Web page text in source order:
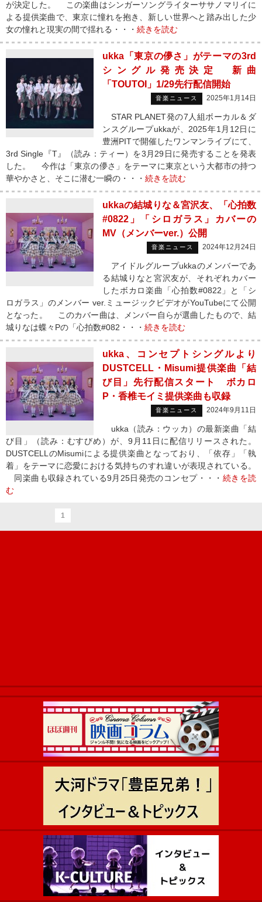
が決定した。 この楽曲はシンガーソングライターササノマリイに
よる提供楽曲で、東京に憧れを抱き、新しい世界へと踏み出した少
女の憧れと現実の間で揺れる・・・ 続きを読む
ukka「東京の儚さ」がテーマの3rd
シングル発売決定 新曲
「TOUTOI」1/29先行配信開始
音楽ニュース 2025年1月14日
STAR PLANET発の7人組ボーカル＆ダ
ンスグループukkaが、2025年1月12日に
豊洲PITで開催したワンマンライブにて、
3rd Single『T』（読み：ティー）を3月29日に発売することを発表
した。 今作は「東京の儚さ」をテーマに東京という大都市の持つ
華やかさと、そこに潜む一瞬の・・・ 続きを読む
ukkaの結城りな＆宮沢友、「心拍数
#0822」「シロガラス」カバーの
MV（メンバーver.）公開
音楽ニュース 2024年12月24日
アイドルグループukkaのメンバーであ
る結城りなと宮沢友が、それぞれカバー
したボカロ楽曲「心拍数#0822」と「シ
ロガラス」のメンバー ver.ミュージックビデオがYouTubeにて公開
となった。 このカバー曲は、メンバー自らが選曲したもので、結
城りなは蝶々Pの「心拍数#082・・・ 続きを読む
ukka、コンセプトシングルより
DUSTCELL・Misumi提供楽曲「結
び目」先行配信スタート ボカロ
P・香椎モイミ提供楽曲も収録
音楽ニュース 2024年9月11日
ukka（読み：ウッカ）の最新楽曲「結
び目」（読み：むすびめ）が、9月11日に配信リリースされた。
DUSTCELLのMisumiによる提供楽曲となっており、「依存」「執
着」をテーマに恋愛における気持ちのすれ違いが表現されている。
同楽曲も収録されている9月25日発売のコンセプ・・・ 続きを読
む
1